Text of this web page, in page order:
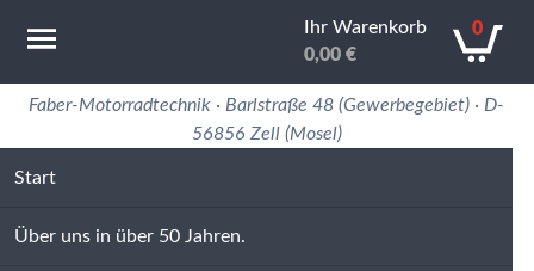
Motorradtechnik Erfahrung in 50 Jahren
Faber-Motorradtechnik · Barlstraße 48 (Gewerbegebiet) · D-
56856 Zell (Mosel)
Start
Über uns in über 50 Jahren.
Ihr Warenkorb
0,00 €
0